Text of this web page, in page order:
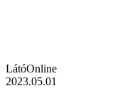
LátóOnline
2023.05.01